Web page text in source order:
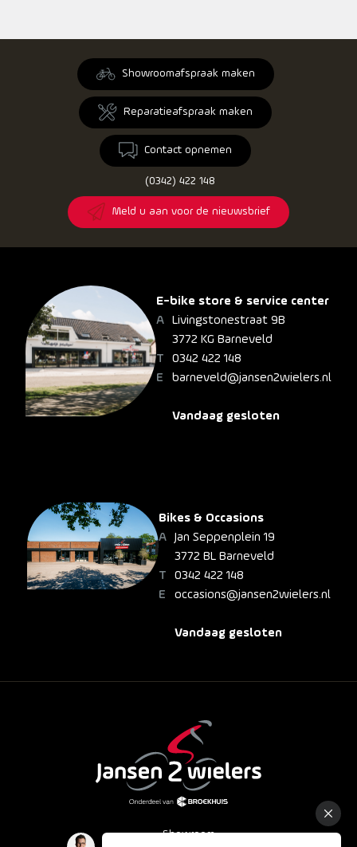
Showroomafspraak maken
Reparatieafspraak maken
Contact opnemen
(0342) 422 148
Meld u aan voor de nieuwsbrief
E-bike store & service center
Livingstonestraat 9B
3772 KG Barneveld
0342 422 148
barneveld@jansen2wielers.nl
Vandaag gesloten
Bikes & Occasions
Jan Seppenplein 19
3772 BL Barneveld
0342 422 148
occasions@jansen2wielers.nl
Vandaag gesloten
Showroom